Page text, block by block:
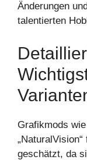
Änderungen
talentierten
Grafikmods wie
geschätzt, da